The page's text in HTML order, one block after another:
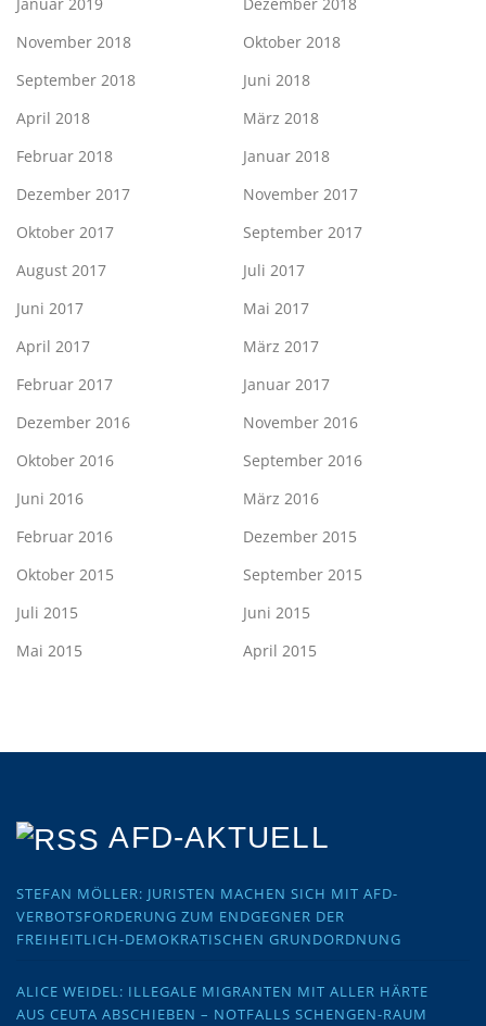
Januar 2019
Dezember 2018
November 2018
Oktober 2018
September 2018
Juni 2018
April 2018
März 2018
Februar 2018
Januar 2018
Dezember 2017
November 2017
Oktober 2017
September 2017
August 2017
Juli 2017
Juni 2017
Mai 2017
April 2017
März 2017
Februar 2017
Januar 2017
Dezember 2016
November 2016
Oktober 2016
September 2016
Juni 2016
März 2016
Februar 2016
Dezember 2015
Oktober 2015
September 2015
Juli 2015
Juni 2015
Mai 2015
April 2015
AFD-AKTUELL
STEFAN MÖLLER: JURISTEN MACHEN SICH MIT AFD-
VERBOTSFORDERUNG ZUM ENDGEGNER DER
FREIHEITLICH-DEMOKRATISCHEN GRUNDORDNUNG
ALICE WEIDEL: ILLEGALE MIGRANTEN MIT ALLER HÄRTE
AUS CEUTA ABSCHIEBEN – NOTFALLS SCHENGEN-RAUM